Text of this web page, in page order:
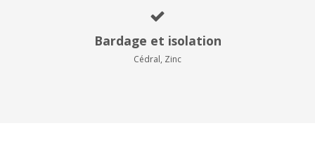
Bardage et isolation
Cédral, Zinc